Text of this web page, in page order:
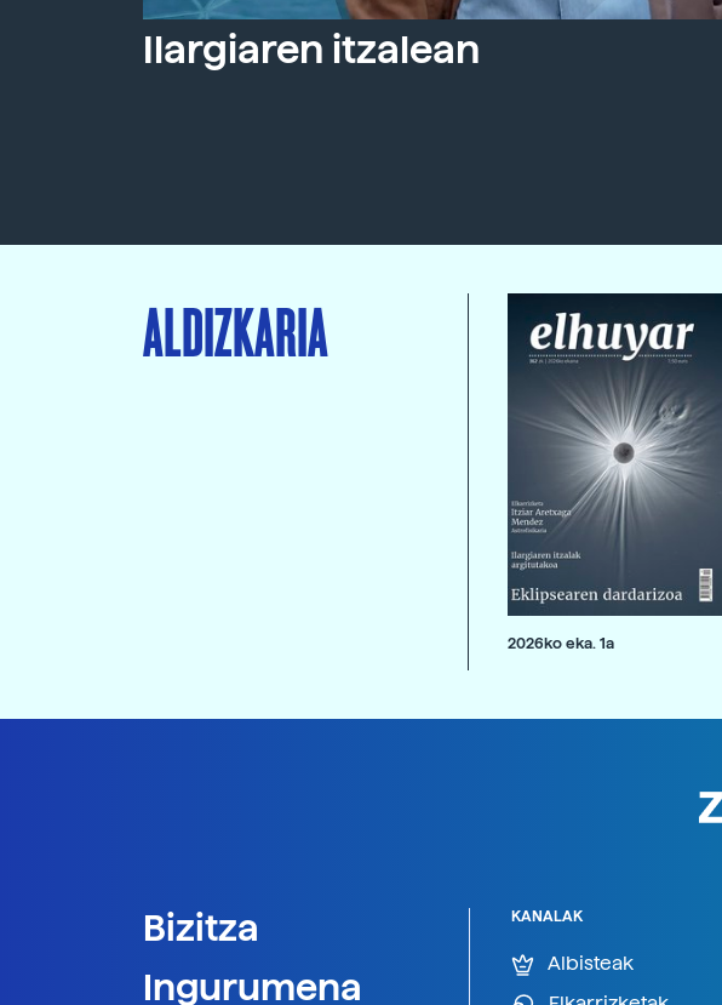
Ilargiaren itzalean
ALDIZKARIA
2026ko eka. 1a
Bizitza
Ingurumena
KANALAK
Albisteak